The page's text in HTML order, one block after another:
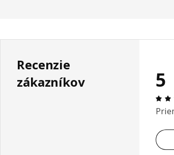
Recenzie
zákazníkov
5